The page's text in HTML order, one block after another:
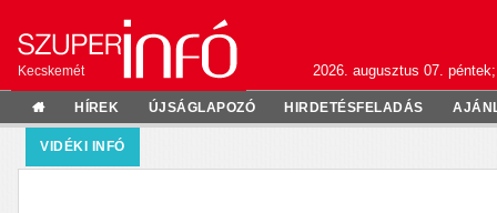
Kecskemét 2026. augusztus 07.
HÍREK ÚJSÁGLAPOZÓ HIRDETÉSFELADÁS
VIDÉKI INFÓ